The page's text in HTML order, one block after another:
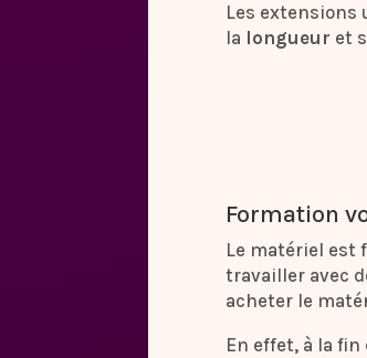
Les extensions
la longueur et
Formation
Le matériel est
travailler avec
acheter le
En effet, à la